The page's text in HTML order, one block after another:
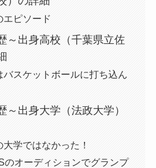
エピソード
～出身高校（千葉県立佐
バスケットボールに打ち込ん
～出身大学（法政大学）
学ではなかった！
のオーディションでグランプ